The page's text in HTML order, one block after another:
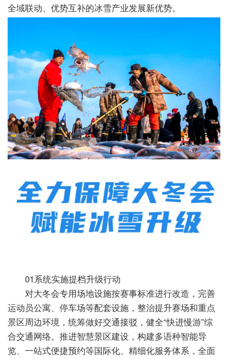
全域联动、优势互补的冰雪产业发展新优势。
01系统实施提档升级行动
对大冬会专用场地设施按赛事标准进行改造，完善
运动员公寓、停车场等配套设施，整治提升赛场和重点
景区周边环境，统筹做好交通接驳，健全“快进慢游”综
合交通网络。推进智慧景区建设，构建多语种智能导
览、一站式便捷预约等国际化、精细化服务体系，全面